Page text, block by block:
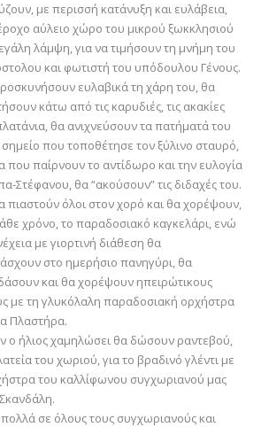
με περισσή κατάνυξη και ευλάβεια,
αύλειο χώρο του μικρού ξωκκλησιού
λάμψη, για να τιμήσουν τη μνήμη του
και φωτιστή του υπόδουλου Γένους.
ευλαβικά τη χάρη του, θα
κάτω από τις καρυδιές, τις ακακίες
θα ανιχνεύσουν τα πατήματά του
σημείο που τοποθέτησε τον ξύλινο σταυρό,
που παίρνουν το αντίδωρο και την ευλογία
Στέφανου, θα “ακούσουν” τις διδαχές του.
πιαστούν όλοι στον χορό και θα χορέψουν,
χρόνο, το παραδοσιακό καγκελάρι, ενώ
με γιορτινή διάθεση θα
στο ημερήσιο πανηγύρι, θα
και θα χορέψουν ηπειρώτικους
με τη γλυκόλαλη παραδοσιακή ορχήστρα
Πλαστήρα.
ο ήλιος χαμηλώσει θα δώσουν ραντεβού,
του χωριού, για το βραδινό γλέντι με
του καλλίφωνου συγχωριανού μας
σε όλους τους συγχωριανούς και